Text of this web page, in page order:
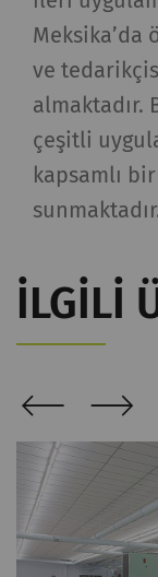
ve
almaktadır.
çeşitli
kapsamlı
İLGILI
_ga_XXX
Harici
Dış içerik:
sitelerinde
yayınlanan
kartlar) web
çoğaltmaktır.